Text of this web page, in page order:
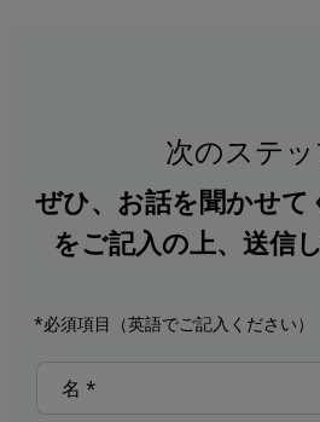
次のステ
ぜひ、お話を聞かせて
をご記入の上、送信
*必須項目（英語でご記入ください）